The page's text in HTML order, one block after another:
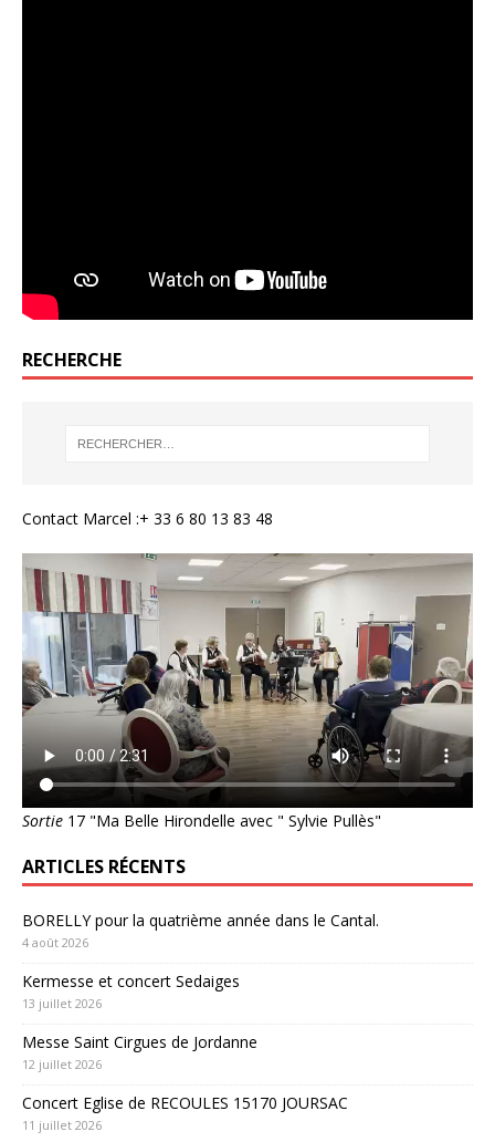
RECHERCHE
Contact Marcel :+ 33 6 80 13 83 48
Sortie 17 "Ma Belle Hirondelle avec " Sylvie Pullès"
ARTICLES RÉCENTS
BORELLY pour la quatrième année dans le Cantal.
4 août 2026
Kermesse et concert Sedaiges
13 juillet 2026
Messe Saint Cirgues de Jordanne
12 juillet 2026
Concert Eglise de RECOULES 15170 JOURSAC
11 juillet 2026